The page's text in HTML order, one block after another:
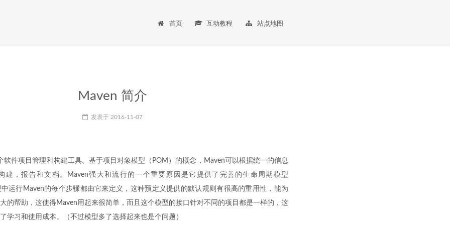
首页 互动教程 站点地图
Maven 简介
发表于 2016-11-07
软件项目管理和构建工具。基于项目对象模型（POM）的概念，Maven可以根据统一的信息
建，报告和文档。Maven强大和流行的一个重要原因是它提供了完善的生命周期模型
运行Maven的每个步骤都由它来定义，这种预定义提供的默认规则有很高的重用性，能为
的帮助，这使得Maven用起来很简单，而且这个模型的接口针对不同的项目都是一样的，这
学习和使用成本。（不过模型多了选择起来也是个问题）